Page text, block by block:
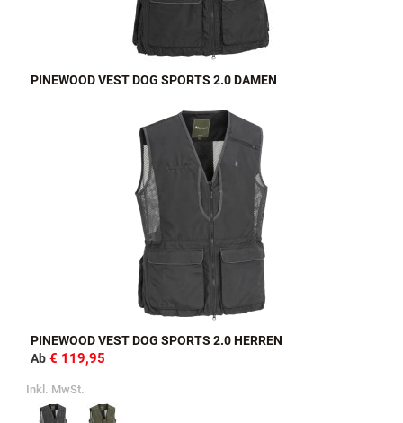
PINEWOOD VEST DOG SPORTS 2.0 DAMEN
PINEWOOD VEST DOG SPORTS 2.0 HERREN
Ab € 119,95
Inkl. MwSt.